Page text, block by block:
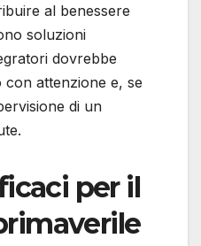
al benessere
soluzioni
dovrebbe
attenzione e, se
di un
per il